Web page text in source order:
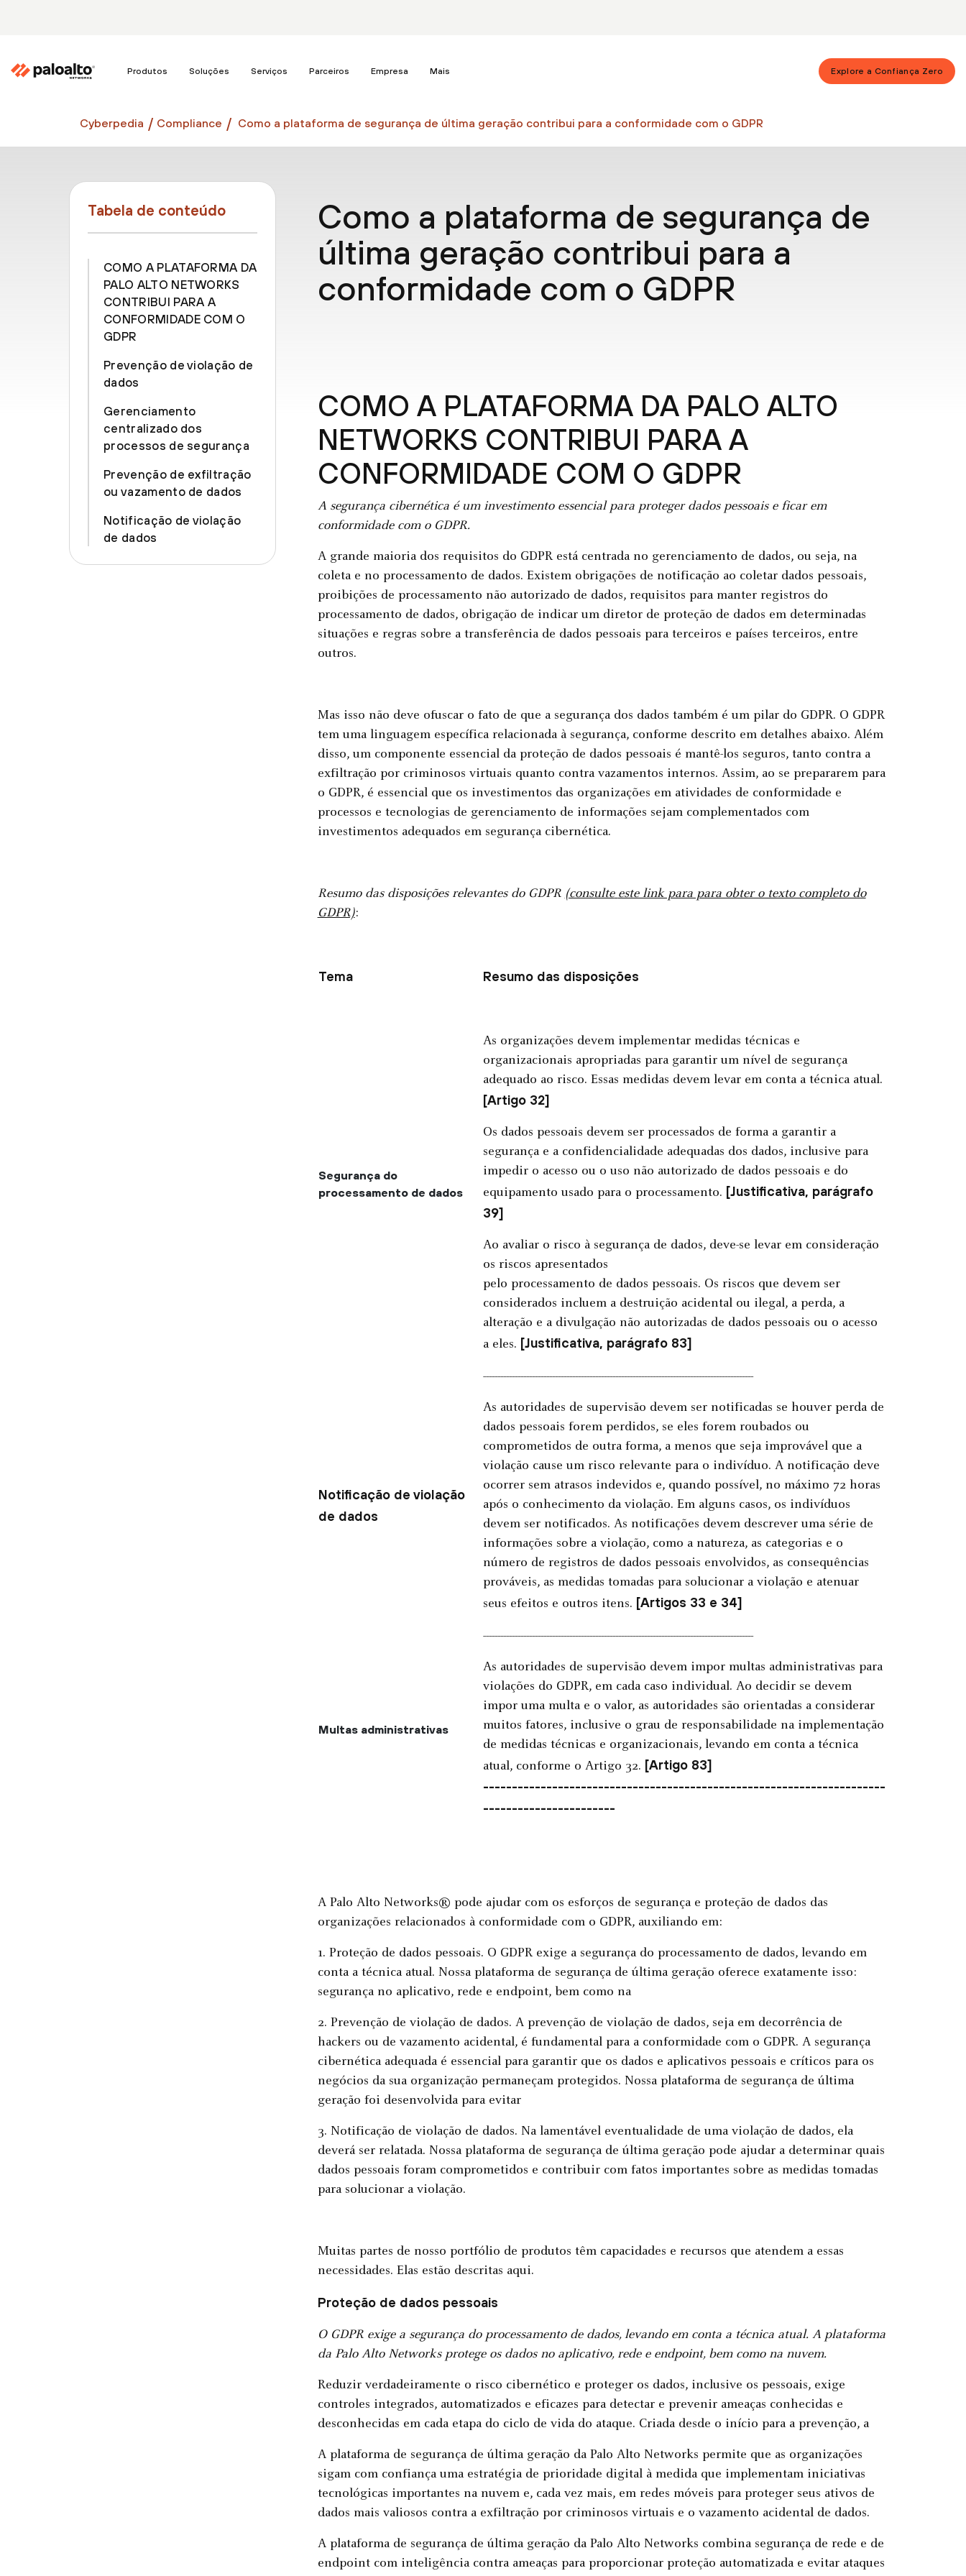
Produtos Soluções Serviços Parceiros Empresa Mais Explore a Confiança Zero
Cyberpedia Compliance Como a plataforma de segurança de última geração contribui para a conformidade com o GDPR
Tabela de conteúdo
COMO A PLATAFORMA DA
PALO ALTO NETWORKS
CONTRIBUI PARA A
CONFORMIDADE COM O
GDPR
Prevenção de violação de
dados
Gerenciamento
centralizado dos
processos de segurança
Prevenção de exfiltração
ou vazamento de dados
Notificação de violação
de dados
Como a plataforma de segurança de
última geração contribui para a
conformidade com o GDPR
COMO A PLATAFORMA DA PALO ALTO
NETWORKS CONTRIBUI PARA A
CONFORMIDADE COM O GDPR
A segurança cibernética é um investimento essencial para proteger dados pessoais e ficar em
conformidade com o GDPR.
A grande maioria dos requisitos do GDPR está centrada no gerenciamento de dados, ou seja, na
coleta e no processamento de dados. Existem obrigações de notificação ao coletar dados pessoais,
proibições de processamento não autorizado de dados, requisitos para manter registros do
processamento de dados, obrigação de indicar um diretor de proteção de dados em determinadas
situações e regras sobre a transferência de dados pessoais para terceiros e países terceiros, entre
outros.
Mas isso não deve ofuscar o fato de que a segurança dos dados também é um pilar do GDPR. O GDPR
tem uma linguagem específica relacionada à segurança, conforme descrito em detalhes abaixo. Além
disso, um componente essencial da proteção de dados pessoais é mantê-los seguros, tanto contra a
exfiltração por criminosos virtuais quanto contra vazamentos internos. Assim, ao se prepararem para
o GDPR, é essencial que os investimentos das organizações em atividades de conformidade e
processos e tecnologias de gerenciamento de informações sejam complementados com
investimentos adequados em segurança cibernética.
Resumo das disposições relevantes do GDPR (consulte este link para para obter o texto completo do
GDPR):
Tema Resumo das disposições
Segurança do
processamento de dados
As organizações devem implementar medidas técnicas e
organizacionais apropriadas para garantir um nível de segurança
adequado ao risco. Essas medidas devem levar em conta a técnica atual.
[Artigo 32]
Os dados pessoais devem ser processados de forma a garantir a
segurança e a confidencialidade adequadas dos dados, inclusive para
impedir o acesso ou o uso não autorizado de dados pessoais e do
equipamento usado para o processamento. [Justificativa, parágrafo
39]
Ao avaliar o risco à segurança de dados, deve-se levar em consideração
os riscos apresentados
pelo processamento de dados pessoais. Os riscos que devem ser
considerados incluem a destruição acidental ou ilegal, a perda, a
alteração e a divulgação não autorizadas de dados pessoais ou o acesso
a eles. [Justificativa, parágrafo 83]
Notificação de violação
de dados
----------------------------------------------------------------------------------------------
As autoridades de supervisão devem ser notificadas se houver perda de
dados pessoais forem perdidos, se eles forem roubados ou
comprometidos de outra forma, a menos que seja improvável que a
violação cause um risco relevante para o indivíduo. A notificação deve
ocorrer sem atrasos indevidos e, quando possível, no máximo 72 horas
após o conhecimento da violação. Em alguns casos, os indivíduos
devem ser notificados. As notificações devem descrever uma série de
informações sobre a violação, como a natureza, as categorias e o
número de registros de dados pessoais envolvidos, as consequências
prováveis, as medidas tomadas para solucionar a violação e atenuar
seus efeitos e outros itens. [Artigos 33 e 34]
Multas administrativas
----------------------------------------------------------------------------------------------
As autoridades de supervisão devem impor multas administrativas para
violações do GDPR, em cada caso individual. Ao decidir se devem
impor uma multa e o valor, as autoridades são orientadas a considerar
muitos fatores, inclusive o grau de responsabilidade na implementação
de medidas técnicas e organizacionais, levando em conta a técnica
atual, conforme o Artigo 32. [Artigo 83]
----------------------------------------------------------------------
-----------------------
A Palo Alto Networks® pode ajudar com os esforços de segurança e proteção de dados das
organizações relacionados à conformidade com o GDPR, auxiliando em:
1. Proteção de dados pessoais. O GDPR exige a segurança do processamento de dados, levando em
conta a técnica atual. Nossa plataforma de segurança de última geração oferece exatamente isso:
segurança no aplicativo, rede e endpoint, bem como na
2. Prevenção de violação de dados. A prevenção de violação de dados, seja em decorrência de
hackers ou de vazamento acidental, é fundamental para a conformidade com o GDPR. A segurança
cibernética adequada é essencial para garantir que os dados e aplicativos pessoais e críticos para os
negócios da sua organização permaneçam protegidos. Nossa plataforma de segurança de última
geração foi desenvolvida para evitar
3. Notificação de violação de dados. Na lamentável eventualidade de uma violação de dados, ela
deverá ser relatada. Nossa plataforma de segurança de última geração pode ajudar a determinar quais
dados pessoais foram comprometidos e contribuir com fatos importantes sobre as medidas tomadas
para solucionar a violação.
Muitas partes de nosso portfólio de produtos têm capacidades e recursos que atendem a essas
necessidades. Elas estão descritas aqui.
Proteção de dados pessoais
O GDPR exige a segurança do processamento de dados, levando em conta a técnica atual. A plataforma
da Palo Alto Networks protege os dados no aplicativo, rede e endpoint, bem como na nuvem.
Reduzir verdadeiramente o risco cibernético e proteger os dados, inclusive os pessoais, exige
controles integrados, automatizados e eficazes para detectar e prevenir ameaças conhecidas e
desconhecidas em cada etapa do ciclo de vida do ataque. Criada desde o início para a prevenção, a
A plataforma de segurança de última geração da Palo Alto Networks permite que as organizações
sigam com confiança uma estratégia de prioridade digital à medida que implementam iniciativas
tecnológicas importantes na nuvem e, cada vez mais, em redes móveis para proteger seus ativos de
dados mais valiosos contra a exfiltração por criminosos virtuais e o vazamento acidental de dados.
A plataforma de segurança de última geração da Palo Alto Networks combina segurança de rede e de
endpoint com inteligência contra ameaças para proporcionar proteção automatizada e evitar ataques